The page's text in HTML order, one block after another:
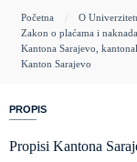
You
are
here
Početna O
Zakon o plaćama i
Kantona Sarajevo,
Kanton Sarajevo
PROPIS
Propisi Kantona